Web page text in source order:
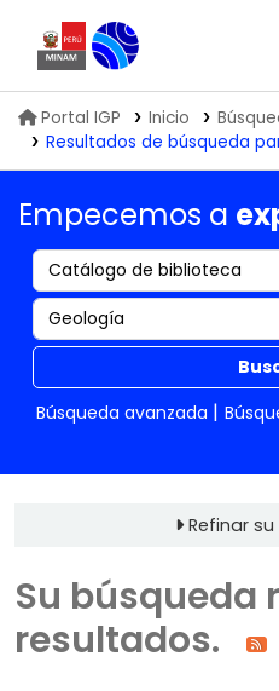
Biblioteca IGP
Portal IGP Inicio
Resultados de búsqueda
Empecemos a
Búsqueda avanzada
Refinar
Su búsqueda
resultados.